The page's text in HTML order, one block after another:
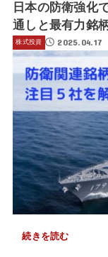
日本の防衛強化
通しと最有力銘
株式投資 2025.04.17
続きを読む